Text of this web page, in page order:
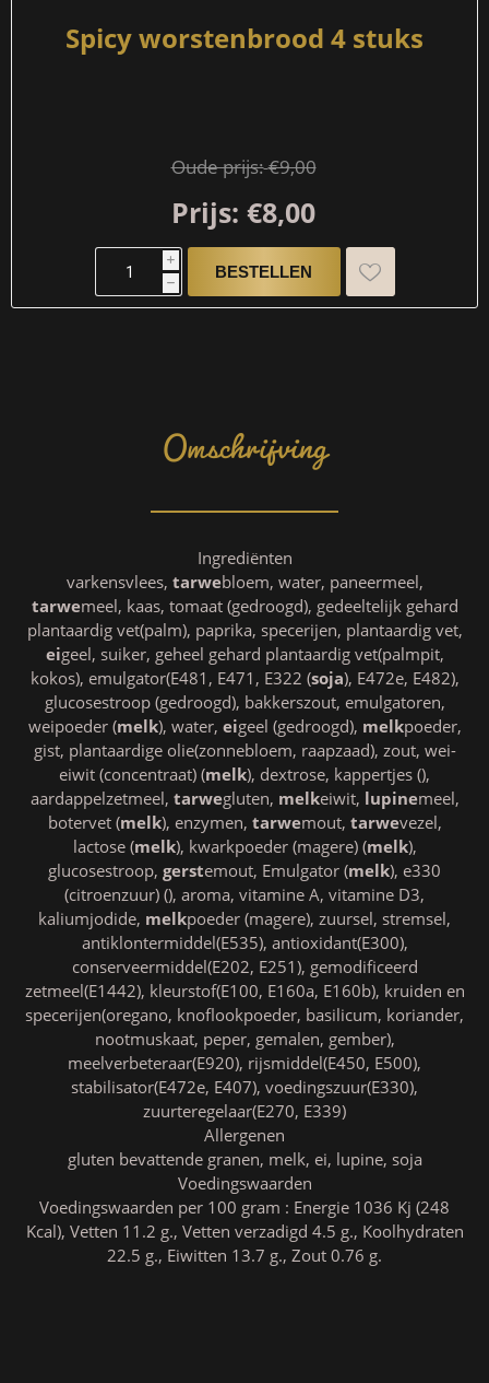
Spicy worstenbrood 4 stuks
Oude prijs:€9,00
Prijs: €8,00
i
h
Omschrijving
Ingrediënten
varkensvlees, tarwebloem, water, paneermeel,
tarwemeel, kaas, tomaat (gedroogd), gedeeltelijk gehard
plantaardig vet(palm), paprika, specerijen, plantaardig vet,
eigeel, suiker, geheel gehard plantaardig vet(palmpit,
kokos), emulgator(E481, E471, E322 (soja), E472e, E482),
glucosestroop (gedroogd), bakkerszout, emulgatoren,
weipoeder (melk), water, eigeel (gedroogd), melkpoeder,
gist, plantaardige olie(zonnebloem, raapzaad), zout, wei-
eiwit (concentraat) (melk), dextrose, kappertjes (),
aardappelzetmeel, tarwegluten, melkeiwit, lupinemeel,
botervet (melk), enzymen, tarwemout, tarwevezel,
lactose (melk), kwarkpoeder (magere) (melk),
glucosestroop, gerstemout, Emulgator (melk), e330
(citroenzuur) (), aroma, vitamine A, vitamine D3,
kaliumjodide, melkpoeder (magere), zuursel, stremsel,
antiklontermiddel(E535), antioxidant(E300),
conserveermiddel(E202, E251), gemodificeerd
zetmeel(E1442), kleurstof(E100, E160a, E160b), kruiden en
specerijen(oregano, knoflookpoeder, basilicum, koriander,
nootmuskaat, peper, gemalen, gember),
meelverbeteraar(E920), rijsmiddel(E450, E500),
stabilisator(E472e, E407), voedingszuur(E330),
zuurteregelaar(E270, E339)
Allergenen
gluten bevattende granen, melk, ei, lupine, soja
Voedingswaarden
Voedingswaarden per 100 gram : Energie 1036 Kj (248
Kcal), Vetten 11.2 g., Vetten verzadigd 4.5 g., Koolhydraten
22.5 g., Eiwitten 13.7 g., Zout 0.76 g.